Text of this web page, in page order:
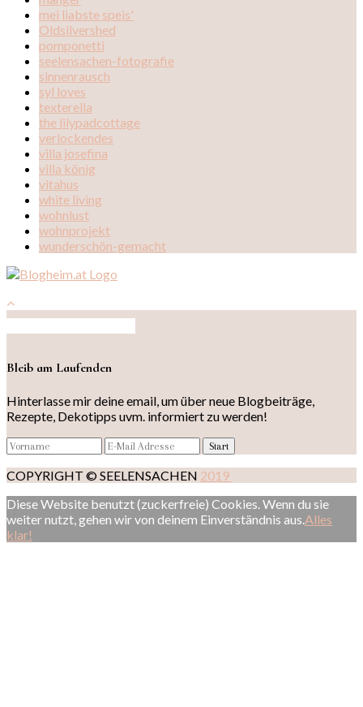
mei liabste speis'
Oldsilvershed
pomponetti
seelensachen-fotografie
sinnenrausch
syl loves
texterella
the lilypadcottage
verlockendes
villa josefina
villa könig
vitahus
white living
wohnlust
wohnprojekt
wunderschön-gemacht
Bleib am Laufenden
Hinterlasse mir deine email, um über neue Blogbeiträge,
Rezepte, Dekotipps uvm. informiert zu werden!
COPYRIGHT © SEELENSACHEN 2019
Diese Website benutzt (zuckerfreie) Cookies. Wenn du sie
weiter nutzt, gehen wir von deinem Einverständnis aus.Alles
klar!